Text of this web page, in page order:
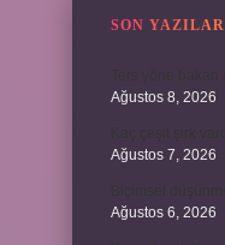
SON YAZILAR
Ağustos 8, 2026
Ağustos 7, 2026
Ağustos 6, 2026